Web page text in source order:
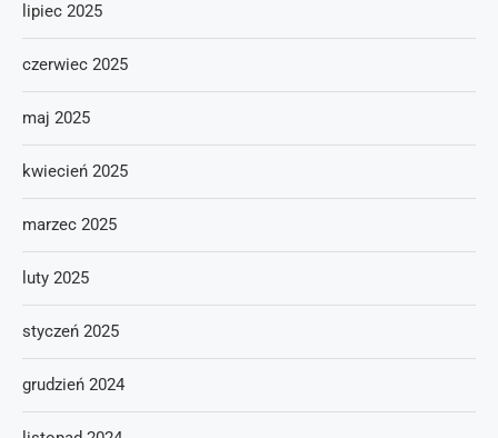
lipiec 2025
czerwiec 2025
maj 2025
kwiecień 2025
marzec 2025
luty 2025
styczeń 2025
grudzień 2024